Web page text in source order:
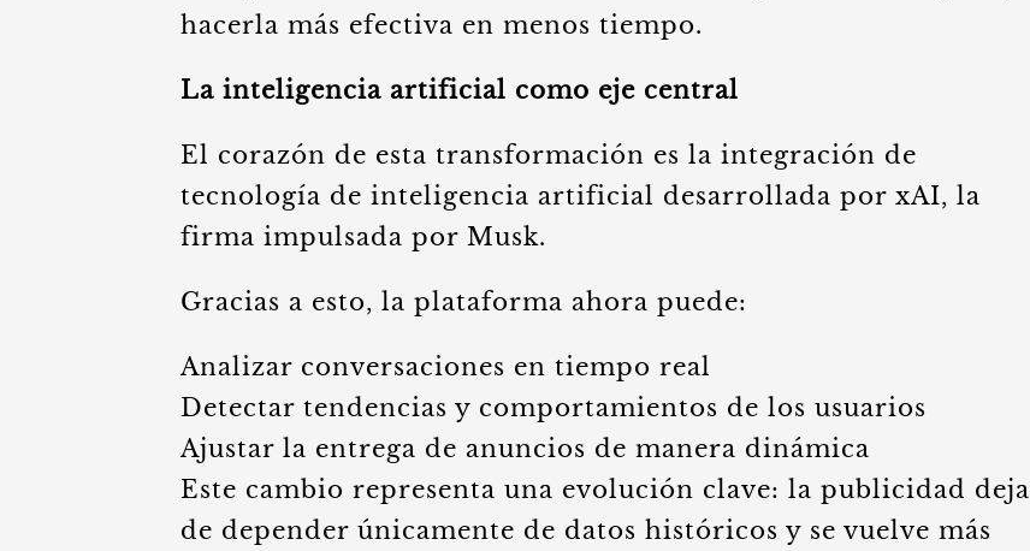
hacerla más efectiva en menos tiempo.
La inteligencia artificial como eje central
El corazón de esta transformación es la integración de
tecnología de inteligencia artificial desarrollada por xAI, la
firma impulsada por Musk.
Gracias a esto, la plataforma ahora puede:
Analizar conversaciones en tiempo real
Detectar tendencias y comportamientos de los usuarios
Ajustar la entrega de anuncios de manera dinámica
Este cambio representa una evolución clave: la publicidad deja
de depender únicamente de datos históricos y se vuelve más